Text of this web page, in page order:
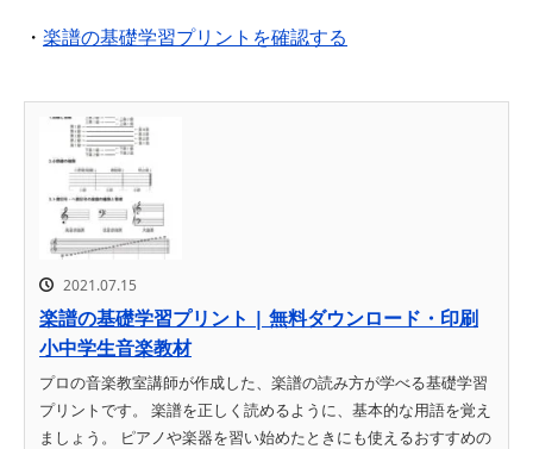
・ 楽譜の基礎学習プリントを確認する
2021.07.15
楽譜の基礎学習プリント | 無料ダウンロード・印刷
小中学生音楽教材
プロの音楽教室講師が作成した、楽譜の読み方が学べる基礎学習
プリントです。 楽譜を正しく読めるように、基本的な用語を覚え
ましょう。 ピアノや楽器を習い始めたときにも使えるおすすめの